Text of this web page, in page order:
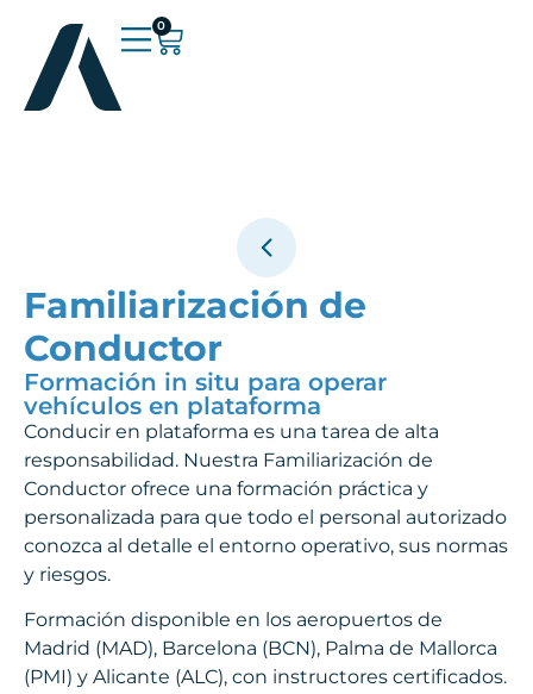
0
Familiarización de
Conductor
Formación in situ para operar
vehículos en plataforma
Conducir en plataforma es una tarea de alta
responsabilidad. Nuestra Familiarización de
Conductor ofrece una formación práctica y
personalizada para que todo el personal autorizado
conozca al detalle el entorno operativo, sus normas
y riesgos.
Formación disponible en los aeropuertos de
Madrid (MAD), Barcelona (BCN), Palma de Mallorca
(PMI) y Alicante (ALC), con instructores certificados.